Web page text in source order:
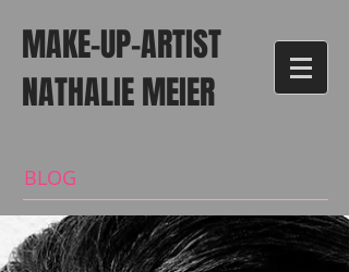
MAKE-UP-ARTIST
NATHALIE MEIER
BLOG